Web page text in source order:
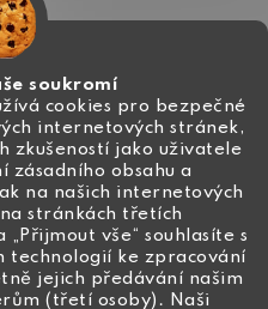
soukromí
cookies pro bezpečné
internetových stránek,
zkušeností jako uživatele
zásadního obsahu a
na našich internetových
stránkách třetích
vše“ souhlasíte s
technologií ke zpracování
jejich předávání našim
(třetí osoby). Naši